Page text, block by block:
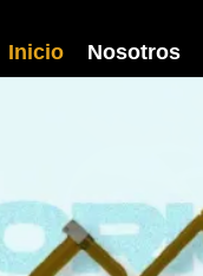
Inicio Nosotros